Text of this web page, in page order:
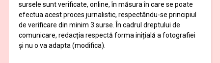
sursele sunt verificate, online, în măsura în care se poate
efectua acest proces jurnalistic, respectându-se principiul
de verificare din minim 3 surse. În cadrul dreptului de
comunicare, redacția respectă forma inițială a fotografiei
și nu o va adapta (modifica).